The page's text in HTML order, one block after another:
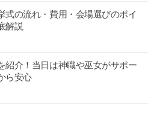
式の流れ・費用・会場選びのポイ
解説
紹介！当日は神職や巫女がサポー
ら安心